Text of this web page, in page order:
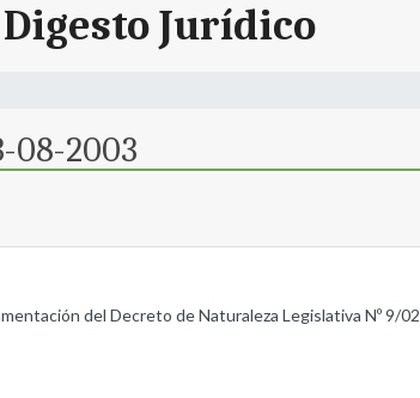
Digesto Jurídico
08-2003
del Decreto de Naturaleza Legislativa Nº 9/02